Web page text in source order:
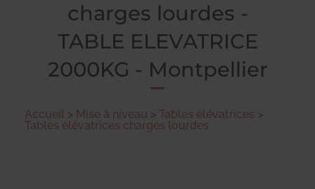
charges lourdes -
TABLE ELEVATRICE
2000KG - Montpellier
Accueil > Mise à niveau > Tables élévatrices >
Tables élévatrices charges lourdes